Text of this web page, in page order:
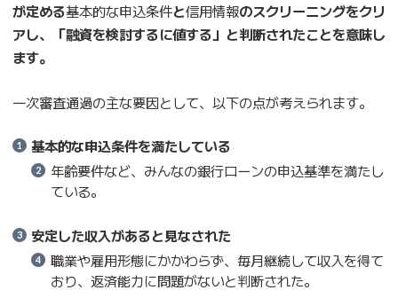
が定める基本的な申込条件と信用情報のスクリーニングをクリ
アし、「融資を検討するに値する」と判断されたことを意味し
ます。
一次審査通過の主な要因として、以下の点が考えられます。
基本的な申込条件を満たしている
年齢要件など、みんなの銀行ローンの申込基準を満たし
ている。
安定した収入があると見なされた
職業や雇用形態にかかわらず、毎月継続して収入を得て
おり、返済能力に問題がないと判断された。